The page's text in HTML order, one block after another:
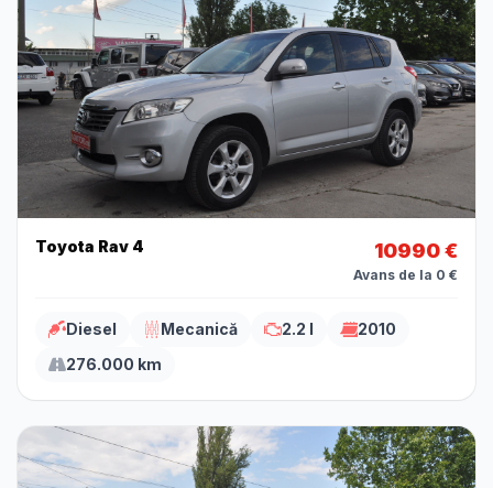
Toyota Rav 4 10990 €
Avans de la 0 €
Diesel Mecanică 2.2 l
2010
276.000 km